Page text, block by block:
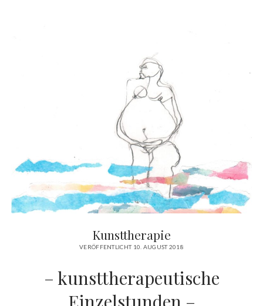
Kunsttherapie
VERÖFFENTLICHT 10. AUGUST 2018
– kunsttherapeutische
Einzelstunden –